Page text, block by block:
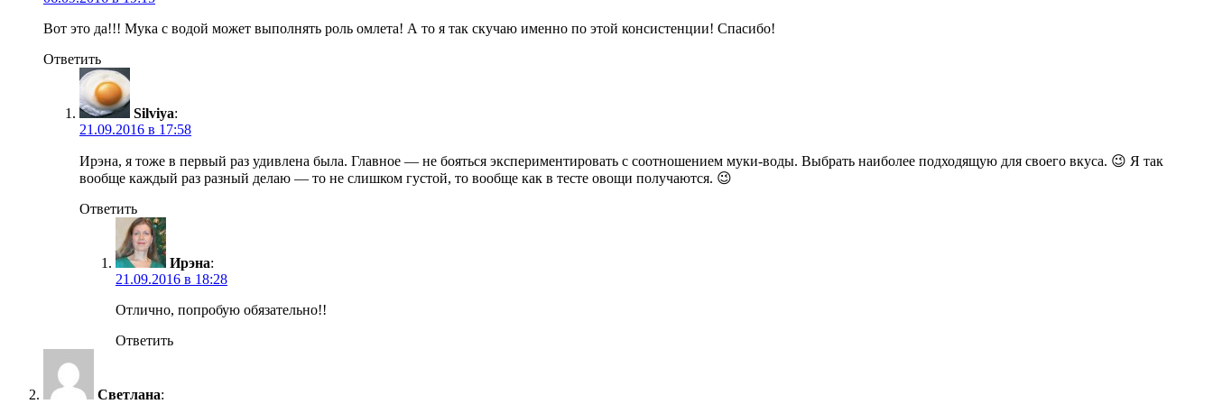
Вот это да!!! Мука с водой может выполнять роль омлета! А то я так скучаю именно по этой консистенции! Спасибо!
Ответить
Silviya:
21.09.2016 в 17:58
Ирэна, я тоже в первый раз удивлена была. Главное — не бояться экспериментировать с соотношением муки-воды. Выбрать наиболее подходящую для своего вкуса. 😉 Я так
вообще каждый раз разный делаю — то не слишком густой, то вообще как в тесте овощи получаются. 😉
Ответить
Ирэна:
21.09.2016 в 18:28
Отлично, попробую обязательно!!
Ответить
Светлана: